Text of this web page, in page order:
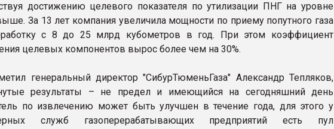
достижению целевого показателя по утилизации ПНГ на уровне
За 13 лет компания увеличила мощности по приему попутного газа
с 8 до 25 млрд кубометров в год. При этом коэффициент
целевых компонентов вырос более чем на 30%.
генеральный директор "СибурТюменьГаза" Александр Тепляков,
результаты – не предел и имеющийся на сегодняшний день
по извлечению может быть улучшен в течение года, для этого у
служб газоперерабатывающих предприятий есть пул